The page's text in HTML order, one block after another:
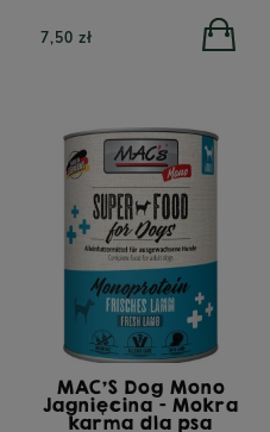
7,50 zł
MAC'S Dog Mono
Jagnięcina - Mokra
karma dla psa